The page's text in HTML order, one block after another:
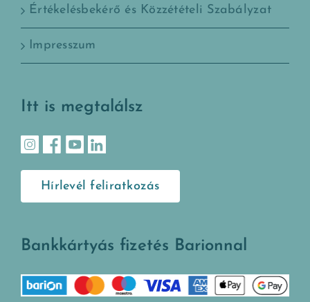
Értékelésbekérő és Közzétételi Szabályzat
Impresszum
Itt is megtalálsz
Hírlevél feliratkozás
Bankkártyás fizetés Barionnal